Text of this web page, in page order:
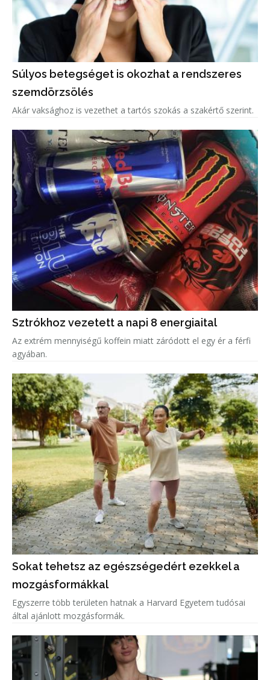
Súlyos betegséget is okozhat a rendszeres
szemdörzsölés
Akár vaksághoz is vezethet a tartós szokás a szakértő szerint.
Sztrókhoz vezetett a napi 8 energiaital
Az extrém mennyiségű koffein miatt záródott el egy ér a férfi
agyában.
Sokat tehetsz az egészségedért ezekkel a
mozgásformákkal
Egyszerre több területen hatnak a Harvard Egyetem tudósai
által ajánlott mozgásformák.